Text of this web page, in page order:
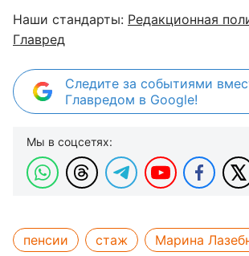
Наши стандарты: Редакционная
Главред
Следите за событиями
Главредом в Google!
Мы в соцсетях:
пенсии стаж
Марина